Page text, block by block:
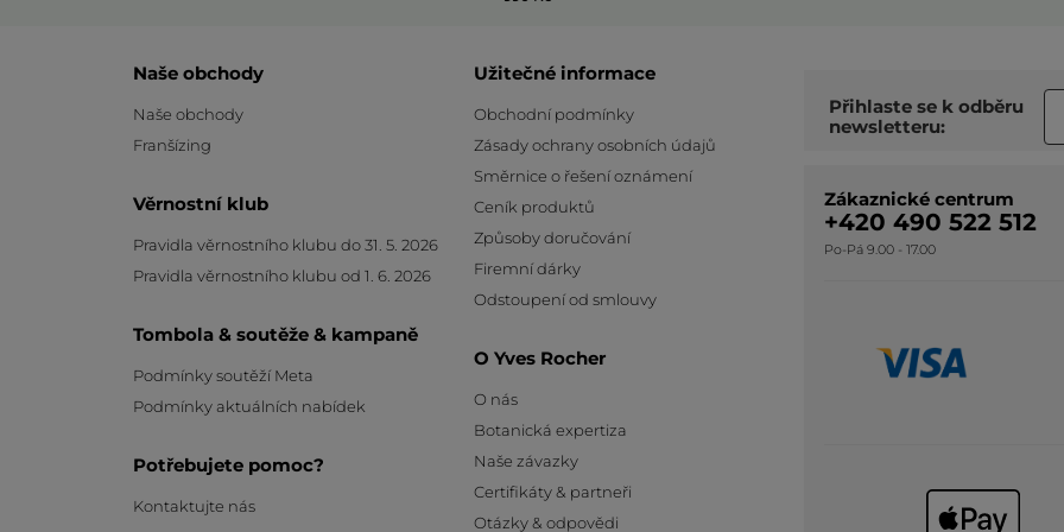
Naše obchody
Naše obchody
Franšízing
Věrnostní klub
Pravidla věrnostního klubu do 31. 5. 2026
Pravidla věrnostního klubu od 1. 6. 2026
Tombola & soutěže & kampaně
Podmínky soutěží Meta
Podmínky aktuálních nabídek
Potřebujete pomoc?
Kontaktujte nás
Užitečné informace
Obchodní podmínky
Zásady ochrany osobních údajů
Směrnice o řešení oznámení
Ceník produktů
Způsoby doručování
Firemní dárky
Odstoupení od smlouvy
O Yves Rocher
O nás
Botanická expertiza
Naše závazky
Certifikáty & partneři
Otázky & odpovědi
Přihlaste se k odběru
newsletteru:
Zákaznické centrum
+420 490 522 512
Po-Pá 9.00 - 17.00